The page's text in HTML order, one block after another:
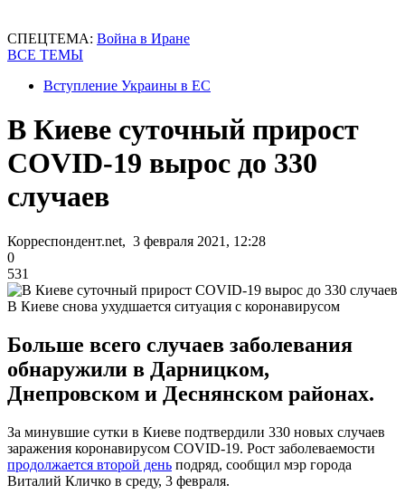
СПЕЦТЕМА: Война в Иране
ВСЕ ТЕМЫ
Вступление Украины в ЕС
В Киеве суточный прирост
СOVID-19 вырос до 330
случаев
Корреспондент.net, 3 февраля 2021, 12:28
0
531
В Киеве снова ухудшается ситуация с коронавирусом
Больше всего случаев заболевания
обнаружили в Дарницком,
Днепровском и Деснянском районах.
За минувшие сутки в Киеве подтвердили 330 новых случаев
заражения коронавирусом СOVID-19. Рост заболеваемости
продолжается второй день подряд, сообщил мэр города
Виталий Кличко в среду, 3 февраля.